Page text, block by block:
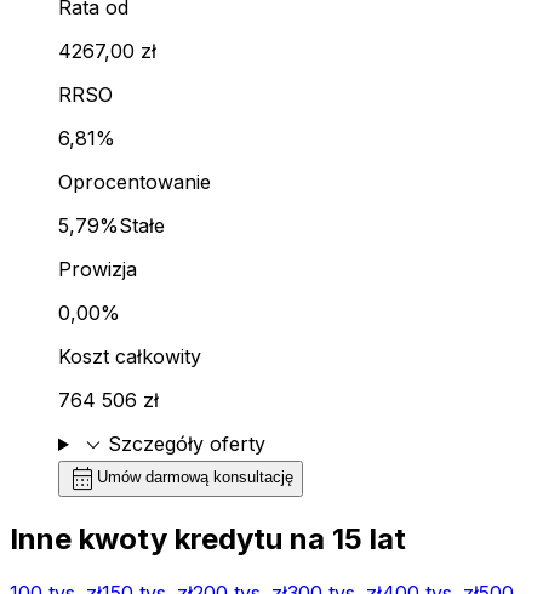
Rata od
4267,00 zł
RRSO
6,81%
Oprocentowanie
5,79%Stałe
Prowizja
0,00%
Koszt całkowity
764 506 zł
expand_more Szczegóły oferty
calendar_month Umów darmową konsultację
Inne kwoty kredytu na 15 lat